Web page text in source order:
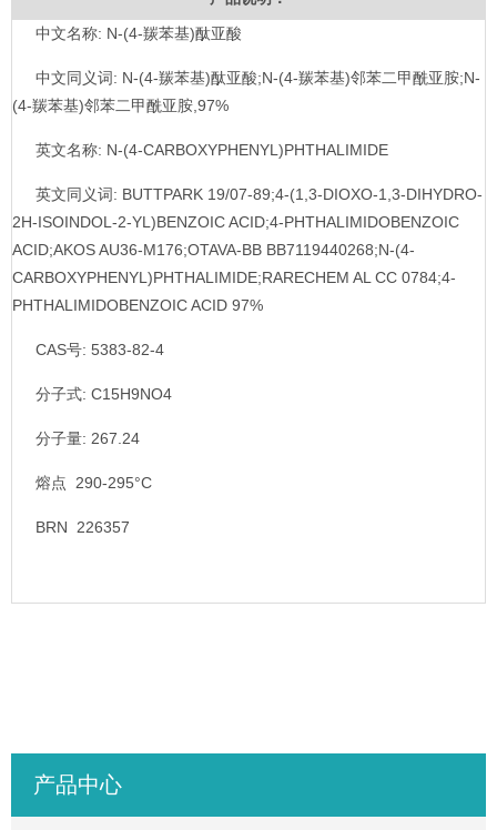
中文名称: N-(4-羰苯基)酞亚酸
中文同义词: N-(4-羰苯基)酞亚酸;N-(4-羰苯基)邻苯二甲酰亚胺;N-
(4-羰苯基)邻苯二甲酰亚胺,97%
英文名称: N-(4-CARBOXYPHENYL)PHTHALIMIDE
英文同义词: BUTTPARK 19/07-89;4-(1,3-DIOXO-1,3-DIHYDRO-
2H-ISOINDOL-2-YL)BENZOIC ACID;4-PHTHALIMIDOBENZOIC
ACID;AKOS AU36-M176;OTAVA-BB BB7119440268;N-(4-
CARBOXYPHENYL)PHTHALIMIDE;RARECHEM AL CC 0784;4-
PHTHALIMIDOBENZOIC ACID 97%
CAS号: 5383-82-4
分子式: C15H9NO4
分子量: 267.24
熔点 290-295°C
BRN 226357
产品中心